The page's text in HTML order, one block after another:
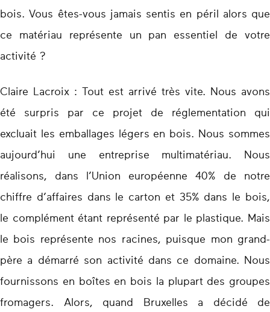
bois. Vous êtes-vous jamais sentis en péril alors que
ce matériau représente un pan essentiel de votre
activité ?
Claire Lacroix : Tout est arrivé très vite. Nous avons
été surpris par ce projet de réglementation qui
excluait les emballages légers en bois. Nous sommes
aujourd’hui une entreprise multimatériau. Nous
réalisons, dans l’Union européenne 40% de notre
chiffre d’affaires dans le carton et 35% dans le bois,
le complément étant représenté par le plastique. Mais
le bois représente nos racines, puisque mon grand-
père a démarré son activité dans ce domaine. Nous
fournissons en boîtes en bois la plupart des groupes
fromagers. Alors, quand Bruxelles a décidé de